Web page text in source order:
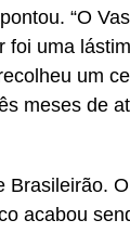
“O
foi uma
um
meses de
Brasileirão.
acabou